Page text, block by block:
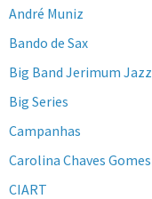
André Muniz
Bando de Sax
Big Band Jerimum Jazz
Big Series
Campanhas
Carolina Chaves Gomes
CIART